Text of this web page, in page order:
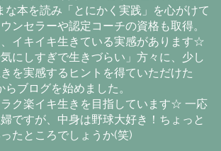
な本を読み「とにかく実践」を心がけて
ンセラーや認定コーチの資格も取得。
イキイキ生きている実感があります☆
にしすぎで生きづらい」方々に、少し
を実感するヒントを得ていただけた
らブログを始めました。
ク楽イキ生きを目指しています☆ 一応
ですが、中身は野球大好き！ちょっと
たところでしょうか(笑)